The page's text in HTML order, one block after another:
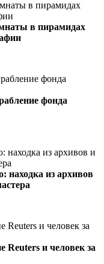
в пирамидах
фонда
находка из архивов
Reuters и человек за